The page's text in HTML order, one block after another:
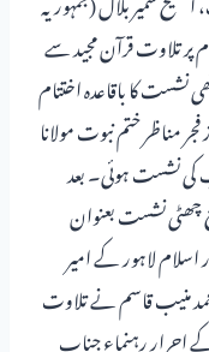
تلاوت قرآن مجید سے
نشست کا باقاعدہ اختتام
بعد نماز فجر مناظر ختم نبوت مولانا
کی نشست ہوئی۔ بعد
کیا۔ 8:30 بجے صبح چھٹی نشست بعنوان
لاہور کے امیر
منیب قاسم نے تلاوت
احرار رہنماء جناب